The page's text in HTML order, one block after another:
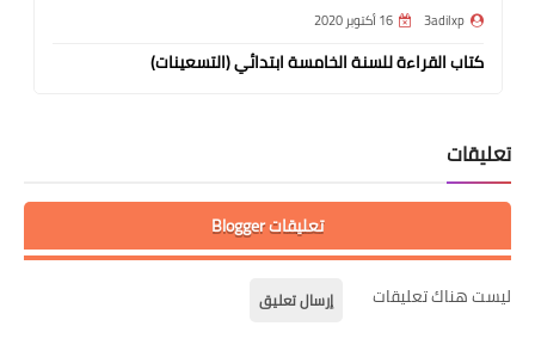
3adilxp 16 أكتوبر 2020
كتاب القراءة للسنة الخامسة ابتدائي (التسعينات)
تعليقات
تعليقات Blogger
ليست هناك تعليقات إرسال تعليق